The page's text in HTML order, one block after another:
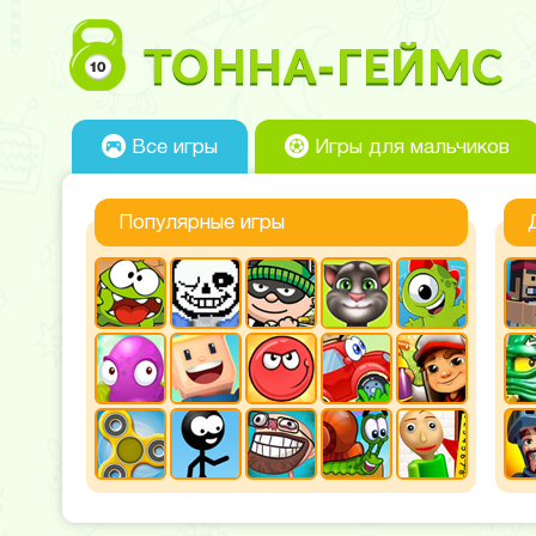
Все игры Игры для мальчиков
Популярные игры